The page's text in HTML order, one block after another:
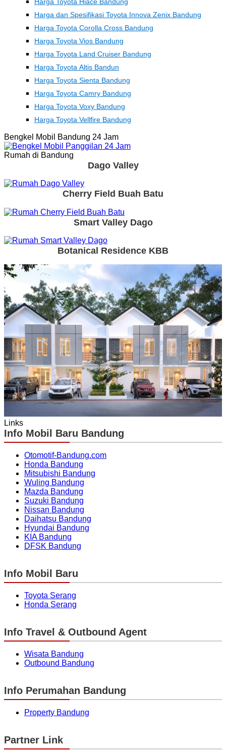
Harga Toyota Hiace Bandung
Harga dan Spesifikasi Toyota Innova Zenix Bandung
Harga Toyota Corolla Cross Bandung
Harga Toyota Vios Bandung
Harga Toyota Land Cruiser Bandung
Harga Toyota Altis Bandun
Harga Toyota Sienta Bandung
Harga Toyota Camry Bandung
Harga Toyota Voxy Bandung
Harga Toyota Vellfire Bandung
Bengkel Mobil Bandung 24 Jam
Rumah di Bandung
Dago Valley
Cherry Field Buah Batu
Smart Valley Dago
Botanical Residence KBB
Links
Info Mobil Baru Bandung
Otomotif-Bandung.com
Honda Bandung
Mitsubishi Bandung
Wuling Bandung
Mazda Bandung
Suzuki Bandung
Nissan Bandung
Daihatsu Bandung
Hyundai Bandung
KIA Bandung
DFSK Bandung
Info Mobil Baru
Toyota Serang
Honda Serang
Info Travel & Outbound Agent
Wisata Bandung
Outbound Bandung
Info Perumahan Bandung
Property Bandung
Partner Link